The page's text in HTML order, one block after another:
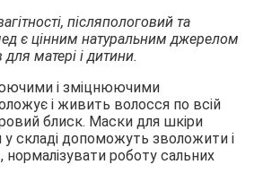
післяпологовий та
є цінним натуральним джерелом
для матері і дитини.
і зміцнюючими
і живить волосся по всій
блиск. Маски для шкіри
складі допоможуть зволожити і
нормалізувати роботу сальних